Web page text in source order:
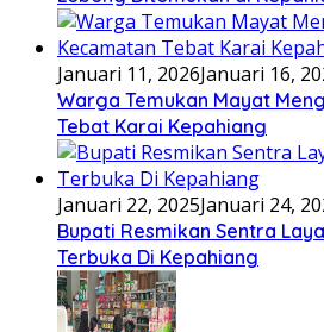
Januari 11, 2026Januari 16,
Warga Temukan Mayat
Tebat Karai Kepahiang
Januari 22, 2025Januari 24,
Bupati Resmikan Sentra
Terbuka Di Kepahiang